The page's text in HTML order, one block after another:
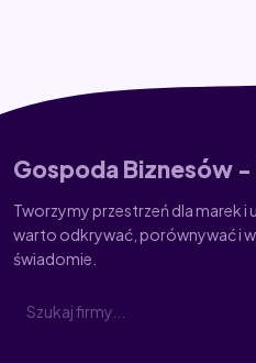
Gospoda Biznesów -
Tworzymy przestrzeń dla marek i
warto odkrywać, porównywać i
świadomie.